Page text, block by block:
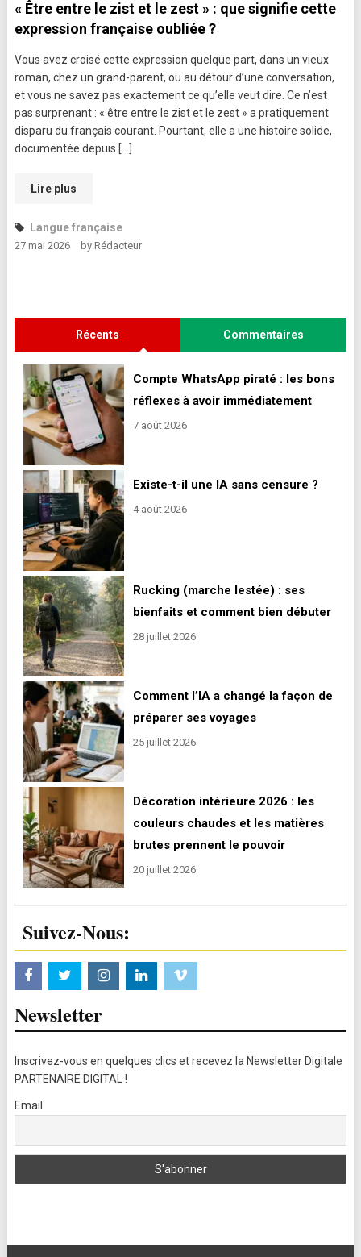
« Être entre le zist et le zest » : que signifie cette
expression française oubliée ?
Vous avez croisé cette expression quelque part, dans un vieux
roman, chez un grand-parent, ou au détour d’une conversation,
et vous ne savez pas exactement ce qu’elle veut dire. Ce n’est
pas surprenant : « être entre le zist et le zest » a pratiquement
disparu du français courant. Pourtant, elle a une histoire solide,
documentée depuis […]
Lire plus
Langue française
27 mai 2026 by Rédacteur
Récents Commentaires
Compte WhatsApp piraté : les bons
réflexes à avoir immédiatement
7 août 2026
Existe-t-il une IA sans censure ?
4 août 2026
Rucking (marche lestée) : ses
bienfaits et comment bien débuter
28 juillet 2026
Comment l’IA a changé la façon de
préparer ses voyages
25 juillet 2026
Décoration intérieure 2026 : les
couleurs chaudes et les matières
brutes prennent le pouvoir
20 juillet 2026
Suivez-Nous:
Newsletter
Inscrivez-vous en quelques clics et recevez la Newsletter Digitale
PARTENAIRE DIGITAL !
Email